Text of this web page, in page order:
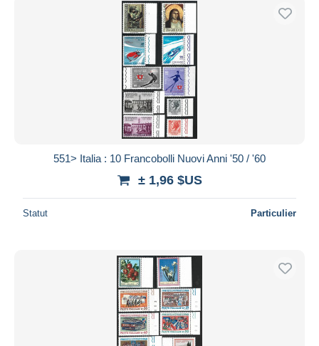
551> Italia : 10 Francobolli Nuovi Anni '50 / '60
± 1,96 $US
Statut Particulier